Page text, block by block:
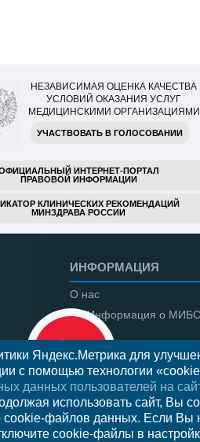
НЕЗАВИСИМАЯ ОЦЕНКА КАЧЕСТВА
УСЛОВИЙ ОКАЗАНИЯ УСЛУГ
МЕДИЦИНСКИМИ ОРГАНИЗАЦИЯМИ
УЧАСТВОВАТЬ В ГОЛОСОВАНИИ
ИНТЕРНЕТ-ПОРТАЛ
ПРАВОВОЙ ИНФОРМАЦИИ
КЛИНИЧЕСКИХ РЕКОМЕНДАЦИЙ
МИНЗДРАВА РОССИИ
ИНФОРМАЦИЯ
О нас
Информация о МИБС
Региональные
Вакансии
Документы
Федеральное
Яндекс.Метрика для
с помощью технологии
данных пользователей на
использовать сайт, Вы
файлов данных. Если Вы
cookie-файлы в